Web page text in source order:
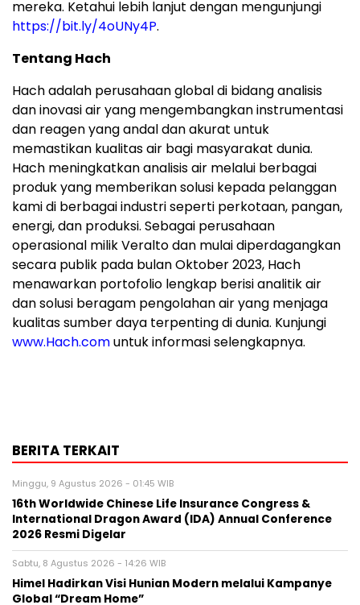
mereka. Ketahui lebih lanjut dengan mengunjungi
https://bit.ly/4oUNy4P.
Tentang Hach
Hach adalah perusahaan global di bidang analisis
dan inovasi air yang mengembangkan instrumentasi
dan reagen yang andal dan akurat untuk
memastikan kualitas air bagi masyarakat dunia.
Hach meningkatkan analisis air melalui berbagai
produk yang memberikan solusi kepada pelanggan
kami di berbagai industri seperti perkotaan, pangan,
energi, dan produksi. Sebagai perusahaan
operasional milik Veralto dan mulai diperdagangkan
secara publik pada bulan Oktober 2023, Hach
menawarkan portofolio lengkap berisi analitik air
dan solusi beragam pengolahan air yang menjaga
kualitas sumber daya terpenting di dunia. Kunjungi
www.Hach.comuntuk informasi selengkapnya.
BERITA TERKAIT
Minggu, 9 Agustus 2026 - 01:45 WIB
16th Worldwide Chinese Life Insurance Congress &
International Dragon Award (IDA) Annual Conference
2026 Resmi Digelar
Sabtu, 8 Agustus 2026 - 14:26 WIB
Himel Hadirkan Visi Hunian Modern melalui Kampanye
Global “Dream Home”